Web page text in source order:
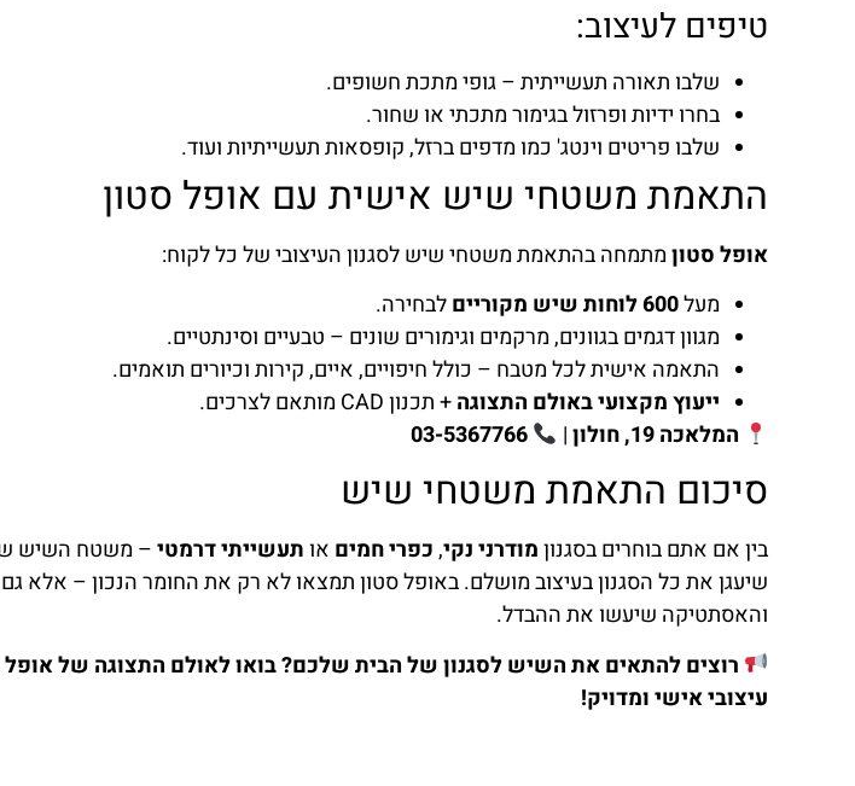
טיפים לעיצוב:
שלבו תאורה תעשייתית – גופי מתכת חשופים.
בחרו ידיות ופרזול בגימור מתכתי או שחור.
שלבו פריטים וינטג' כמו מדפים ברזל, קופסאות תעשייתיות ועוד.
התאמת משטחי שיש אישית עם אופל סטון
אופל סטוןמתמחה בהתאמת משטחי שיש לסגנון העיצובי של כל לקוח:
מעל600 לוחות שיש מקוריים
לבחירה.
מגוון דגמים בגוונים, מרקמים וגימורים שונים – טבעיים וסינתטיים.
התאמה אישית לכל מטבח – כולל חיפויים, איים, קירות וכיורים תואמים.
ייעוץ מקצועי באולם התצוגה+ תכנון CAD מותאם לצרכים.
המלאכה 19, חולון
|
03-5367766
סיכום התאמת משטחי שיש
בין אם אתם בוחרים בסגנוןמודרני נקי,כפרי חמים אותעשייתי דרמטי– משטח השיש
שיעגן את כל הסגנון בעיצוב מושלם. באופל סטון תמצאו לא רק את החומר הנכון – אלא גם
והאסתטיקה שיעשו את ההבדל.
רוצים להתאים את השיש לסגנון של הבית שלכם? בואו לאולם התצוגה של אופל
עיצובי אישי ומדויק!